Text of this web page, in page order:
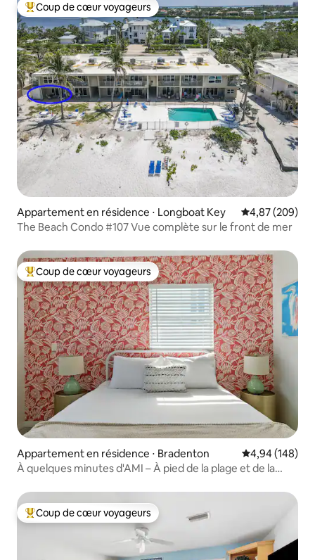
Coups de cœur voyageurs les plus appréciés
Coup de cœur voyageurs
Appartement en résidence ⋅ Longboat Key Évaluation
4,87 (209)
The Beach Condo #107 Vue complète sur le front de mer
Coups de cœur voyageurs les plus appréciés
Coup de cœur voyageurs
Appartement en résidence ⋅ Bradenton Évaluation
4,94 (148)
À quelques minutes d'AMI – À pied de la plage et de la
Coups de cœur voyageurs les plus appréciés
Coup de cœur voyageurs